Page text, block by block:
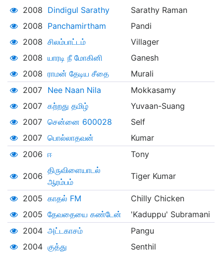
2008 Dindigul Sarathy
Sarathy Raman
2008 Panchamirtham
Pandi
2008 சிலம்பாட்டம்
Villager
2008 யாரடி நீ மோகினி
Ganesh
2008 ராமன் தேடிய சீதை
Murali
2007
Nee Naan Nila
Mokkasamy
2007 கற்றது தமிழ்
Yuvaan-Suang
2007 சென்னை 600028
Self
2007 பொல்லாதவன்
Kumar
2006 ஈ Tony
2006
திருவிளையாடல்
ஆரம்பம்
Tiger Kumar
2005 காதல் FM
Chilly Chicken
2005 தேவதையை கண்டேன்
'Kaduppu' Subramani
2004 அட்டகாசம்
Pangu
2004 குத்து
Senthil